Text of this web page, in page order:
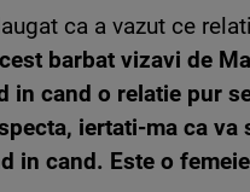
ca a vazut ce
barbat vizavi de
in cand o relatie pur
iertati-ma ca va
in cand. Este o